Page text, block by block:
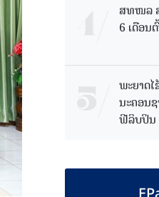
ສທໜລ
6 ເດືອນ
ພະຍາດ
ນະຄອນ
ຟີລິບປິນ